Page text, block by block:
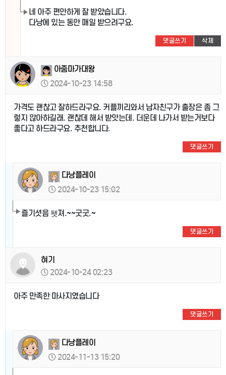
네 아주 편안하게 잘 받았습니다.
다낭에 있는 동안 매일 받으려구요.
댓글쓰기 삭제
아줌마가대왕
2024-10-23 14:58
가격도 괜찮고 잘하드라구요. 커플끼리와서 남자친구가 출장은 좀 그
렇지 않아하길래. 괜찮데 해서 받앗는데. 더운데 나가서 받는거보다
좋다고 하드라구요. 추천합니다.
댓글쓰기
다낭플레이
2024-10-23 15:02
즐기셧음 됏져.~~굿굿.~
댓글쓰기
혀기
2024-10-24 02:23
아주 만족한 마사지였습니다
댓글쓰기
다낭플레이
2024-11-13 15:20